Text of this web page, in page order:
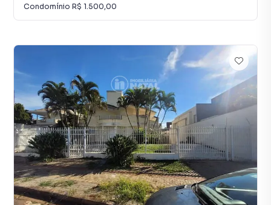
Condomínio R$ 1.500,00